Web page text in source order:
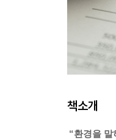
책소개
“환경을 말